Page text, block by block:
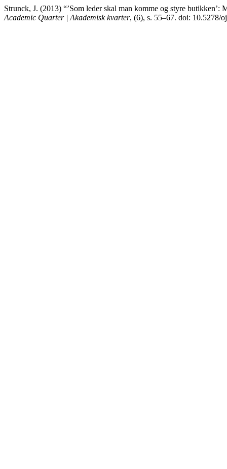
Strunck, J. (2013) “’Som leder skal man komme og styre
Academic Quarter | Akademisk kvarter, (6), s. 55–67. doi: 10.5278/